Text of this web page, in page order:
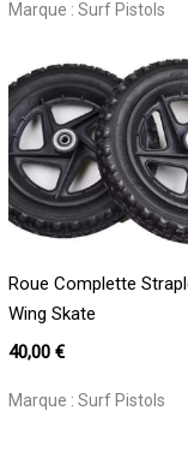
Marque : Surf Pistols
Ajouter Au
Roue Complette
Wing Skate
40,00 €
Marque : Surf Pistols